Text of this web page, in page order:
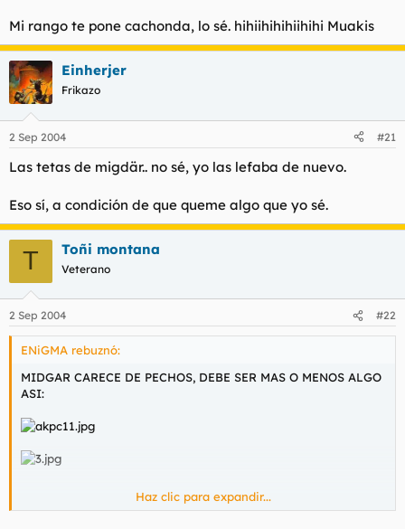
Mi rango te pone cachonda, lo sé. hihiihihihiihihi Muakis
Einherjer
Frikazo
2 Sep 2004 #21
Las tetas de migdär.. no sé, yo las lefaba de nuevo.
Eso sí, a condición de que queme algo que yo sé.
T Toñi montana
Veterano
2 Sep 2004 #22
ENiGMA rebuznó:
MIDGAR CARECE DE PECHOS, DEBE SER MAS O MENOS ALGO
ASI:
Picara tambien carece de pechos!
Haz clic para expandir...